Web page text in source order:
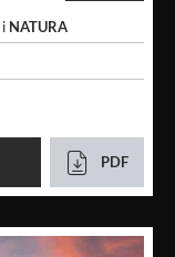
i NATURA
PDF